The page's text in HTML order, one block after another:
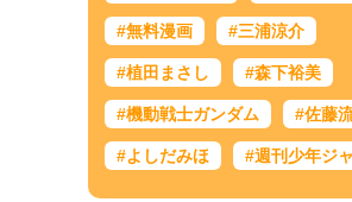
#無料漫画 #三浦涼介
#植田まさし #森下裕美
#機動戦士ガンダム #佐藤
#よしだみほ #週刊少年ジ